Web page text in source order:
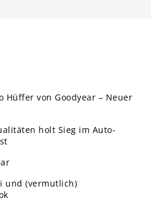
Hüffer von Goodyear – Neuer
holt Sieg im Auto-
und (vermutlich)